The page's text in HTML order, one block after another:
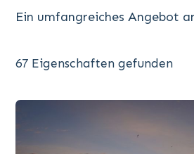
Ein umfangreiches Angebot
67 Eigenschaften gefunden